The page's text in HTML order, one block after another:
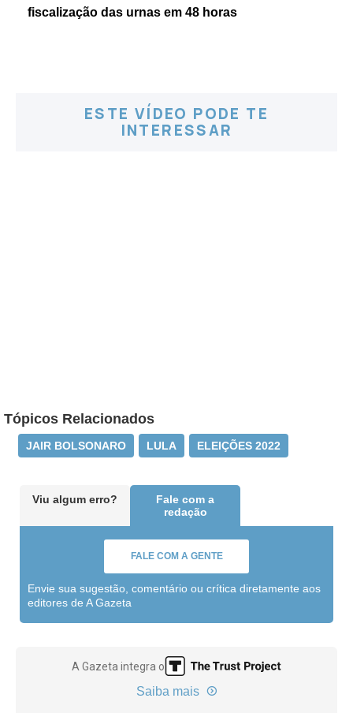
fiscalização das urnas em 48 horas
ESTE VÍDEO PODE TE
INTERESSAR
Tópicos Relacionados
JAIR BOLSONARO LULA ELEIÇÕES 2022
Viu algum erro?
Fale com a
redação
FALE COM A GENTE
Envie sua sugestão, comentário ou crítica diretamente aos
editores de A Gazeta
A Gazeta integra o
Saiba mais